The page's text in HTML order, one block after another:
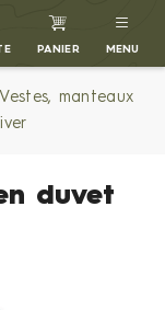
PANIER MENU
Vestes, manteaux
duvet